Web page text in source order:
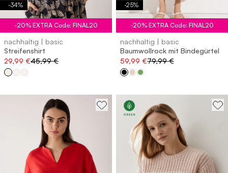
-34%
-20% EXTRA Code: FINAL20
nachhaltig | basic
Streifenshirt
29,99 €45,99 €
-25%
-20% EXTRA Code: FINAL20
nachhaltig | basic
Baumwollrock mit Bindegürtel
59,99 €79,99 €